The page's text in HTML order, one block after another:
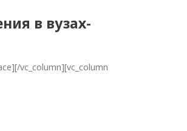
в вузах-
vc_column][vc_column